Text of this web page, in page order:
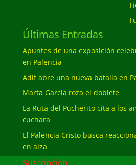
Últimas Entradas
Apuntes de una exposición
en Palencia
Adif abre una nueva batalla en
Marta García roza el doblete
La Ruta del Pucherito cita a los
cuchara
El Palencia Cristo busca
en alza